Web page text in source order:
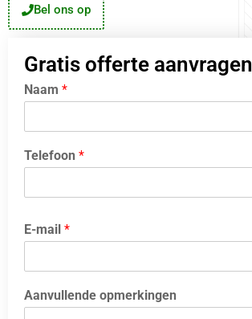
Bel ons op
Gratis offerte aanvragen
Naam *
Telefoon *
E-mail *
Aanvullende opmerkingen